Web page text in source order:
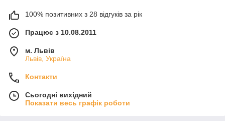
100% позитивних з 28 відгуків за рік
Працює з 10.08.2011
м. Львів
Львів, Україна
Контакти
Сьогодні вихідний
Показати весь графік роботи